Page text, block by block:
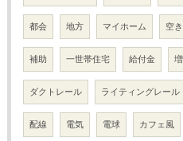
都会 地方 マイホーム 空
補助 一世帯住宅 給付金
ダクトレール ライティングレール
配線 電気 電球 カフェ風